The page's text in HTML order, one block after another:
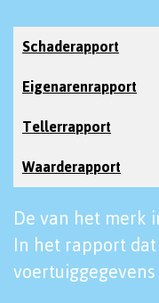
Schaderapport
Eigenarenrapport
Tellerrapport
Waarderapport
De van het merk
In het rapport